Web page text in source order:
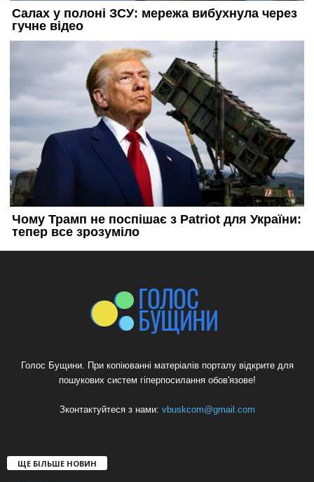
Голос Бущини. При копіюванні матеріалів порталу відкрите для
пошукових систем гіперпосилання обов'язове!
Зконтактуйтеся з нами: vbuskcom@gmail.com
ЩЕ БІЛЬШЕ НОВИН